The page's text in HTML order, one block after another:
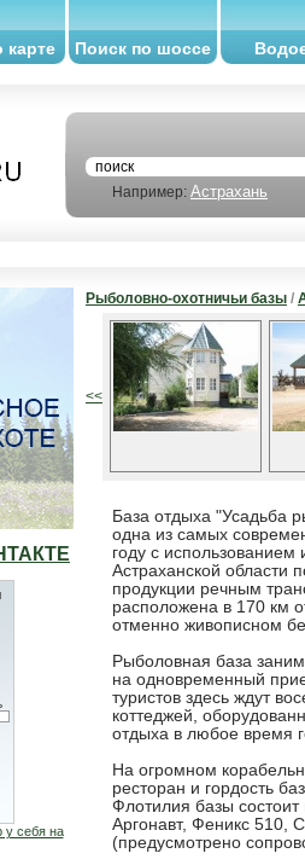
карте Поиск по шоссе
Например: Астрахань
у себя на
Рыболовно-охотничьи базы /
<<
База отдыха "Усадьба
одна из самых
году с
Астраханской области
продукции речным
расположена в 170 км
отменно живописном
Рыболовная база
на одновременный
туристов здесь ждут
коттеджей,
отдыха в любое время
На огромном
ресторан и гордость
Флотилия базы
Аргонавт, Феникс 510,
(предусмотрено